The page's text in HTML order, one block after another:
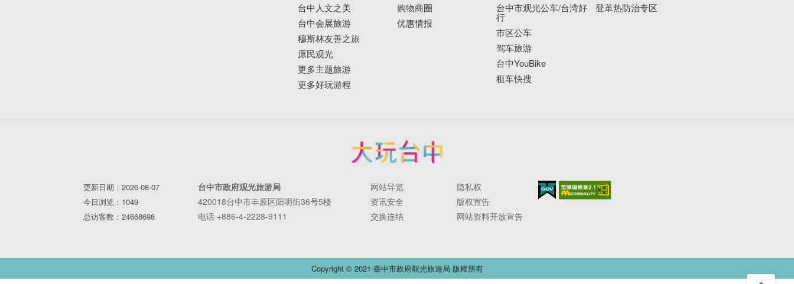
台中人文之美
台中会展旅游
穆斯林友善之旅
原民观光
更多主题旅游
更多好玩游程
购物商圈
优惠情报
台中市观光公车/台湾好
行
市区公车
驾车旅游
台中YouBike
租车快搜
登革热防治专区
更新日期：2026-08-07
今日浏览：1049
总访客数：24668698
台中市政府观光旅游局
420018台中市丰原区阳明街36号5楼
电话 +886-4-2228-9111
网站导览
隐私权
资讯安全
版权宣告
交换连结
网站资料开放宣告
Copyright © 2021 臺中市政府觀光旅遊局 版權所有